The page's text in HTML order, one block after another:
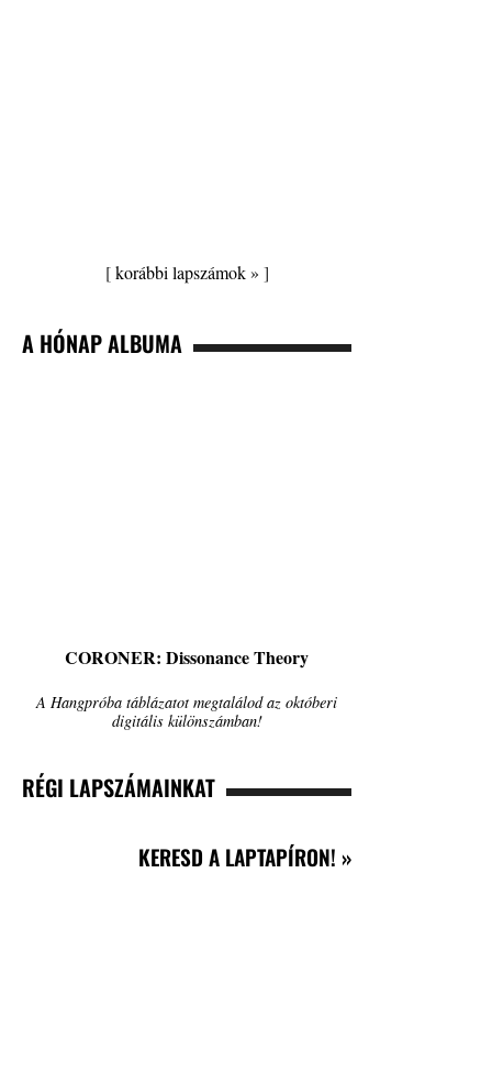
[korábbi lapszámok » ]
A HÓNAP ALBUMA
CORONER: Dissonance Theory
A Hangpróba táblázatot megtalálod az októberi
digitális különszámban!
RÉGI LAPSZÁMAINKAT
KERESD A LAPTAPÍRON! »